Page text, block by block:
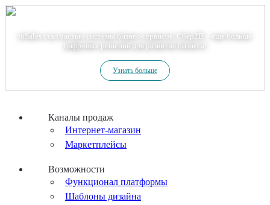
inSales стал частью системы бизнес-сервисов. Сбер2В – еще больше
цифровых решений для развития бизнеса!
Узнать больше
Каналы продаж
Интернет-магазин
Маркетплейсы
Возможности
Функционал платформы
Шаблоны дизайна